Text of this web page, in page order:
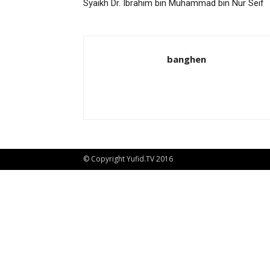
Syaikh Dr. Ibrahim bin Muhammad bin Nur Seif
banghen
© Copyright Yufid.TV 2016